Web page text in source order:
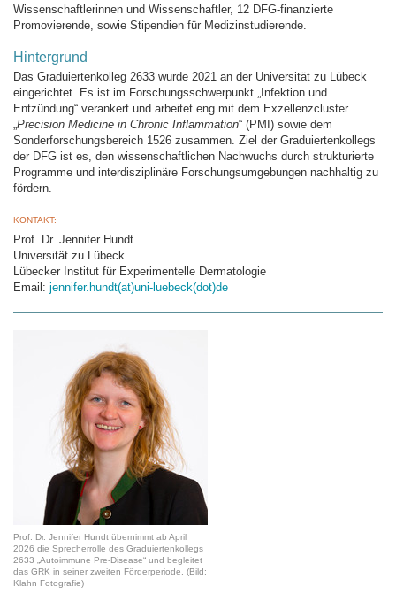
Wissenschaftlerinnen und Wissenschaftler, 12 DFG-finanzierte
Promovierende, sowie Stipendien für Medizinstudierende.
Hintergrund
Das Graduiertenkolleg 2633 wurde 2021 an der Universität zu Lübeck
eingerichtet. Es ist im Forschungsschwerpunkt „Infektion und
Entzündung“ verankert und arbeitet eng mit dem Exzellenzcluster
„Precision Medicine in Chronic Inflammation“ (PMI) sowie dem
Sonderforschungsbereich 1526 zusammen. Ziel der Graduiertenkollegs
der DFG ist es, den wissenschaftlichen Nachwuchs durch strukturierte
Programme und interdisziplinäre Forschungsumgebungen nachhaltig zu
fördern.
KONTAKT:
Prof. Dr. Jennifer Hundt
Universität zu Lübeck
Lübecker Institut für Experimentelle Dermatologie
Email: jennifer.hundt(at)uni-luebeck(dot)de
Prof. Dr. Jennifer Hundt übernimmt ab April
2026 die Sprecherrolle des Graduiertenkollegs
2633 „Autoimmune Pre-Disease“ und begleitet
das GRK in seiner zweiten Förderperiode. (Bild:
Klahn Fotografie)